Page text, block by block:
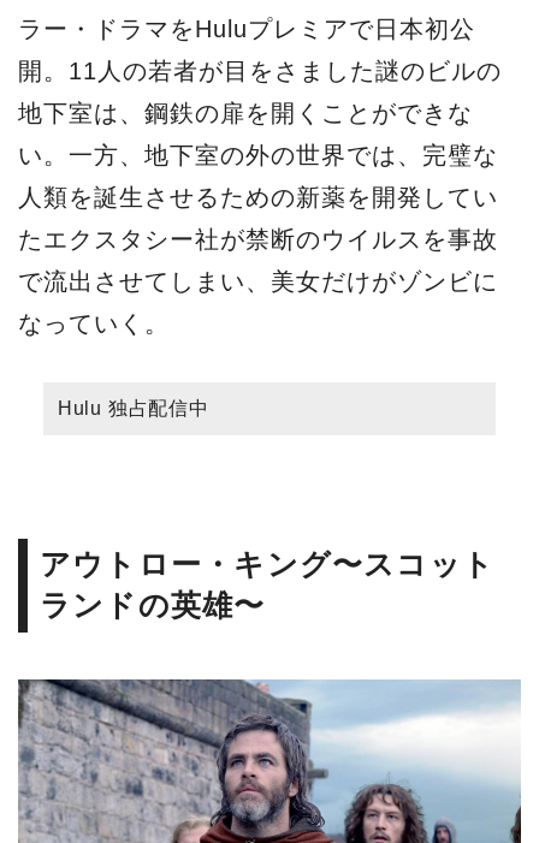
ラー・ドラマをHuluプレミアで日本初公
開。11人の若者が目をさました謎のビルの
地下室は、鋼鉄の扉を開くことができな
い。一方、地下室の外の世界では、完璧な
人類を誕生させるための新薬を開発してい
たエクスタシー社が禁断のウイルスを事故
で流出させてしまい、美女だけがゾンビに
なっていく。
Hulu 独占配信中
アウトロー・キング〜スコット
ランドの英雄〜